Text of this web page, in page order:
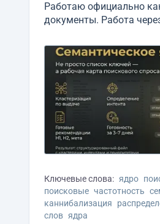
Работаю официально
документы. Работа
Ключевые слова: ядро
поисковые частотность
каннибализация
слов ядра